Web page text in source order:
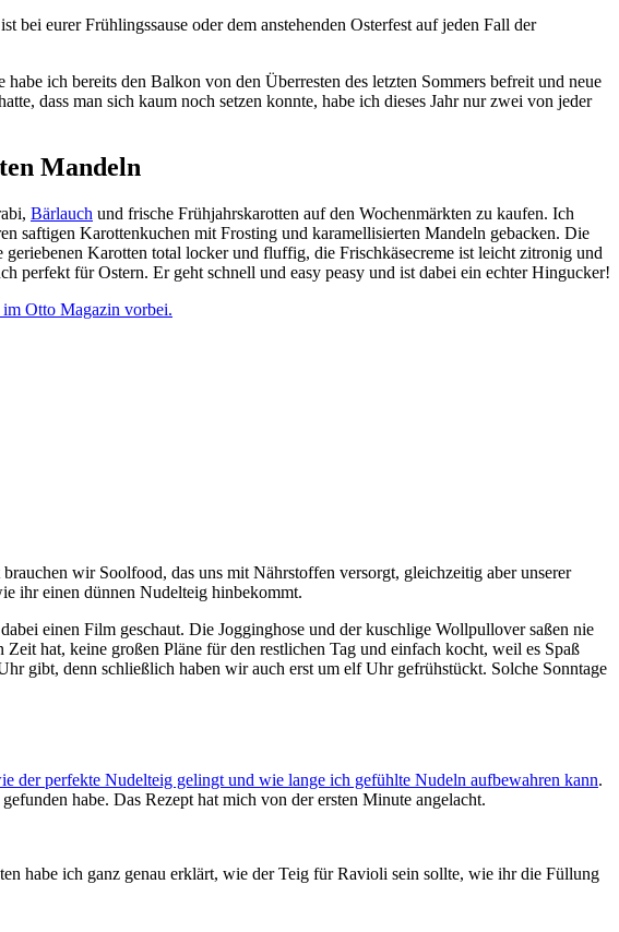
eurer Frühlingssause oder dem anstehenden Osterfest auf jeden Fall der
ich bereits den Balkon von den Überresten des letzten Sommers befreit und neue
dass man sich kaum noch setzen konnte, habe ich dieses Jahr nur zwei von jeder
Mandeln
Bärlauch und frische Frühjahrskarotten auf den Wochenmärkten zu kaufen. Ich
saftigen Karottenkuchen mit Frosting und karamellisierten Mandeln gebacken. Die
Karotten total locker und fluffig, die Frischkäsecreme ist leicht zitronig und
perfekt für Ostern. Er geht schnell und easy peasy und ist dabei ein echter Hingucker!
im Otto Magazin vorbei.
wir Soolfood, das uns mit Nährstoffen versorgt, gleichzeitig aber unserer
ihr einen dünnen Nudelteig hinbekommt.
einen Film geschaut. Die Jogginghose und der kuschlige Wollpullover saßen nie
hat, keine großen Pläne für den restlichen Tag und einfach kocht, weil es Spaß
gibt, denn schließlich haben wir auch erst um elf Uhr gefrühstückt. Solche Sonntage
der perfekte Nudelteig gelingt und wie lange ich gefühlte Nudeln aufbewahren kann.
habe. Das Rezept hat mich von der ersten Minute angelacht.
habe ich ganz genau erklärt, wie der Teig für Ravioli sein sollte, wie ihr die Füllung